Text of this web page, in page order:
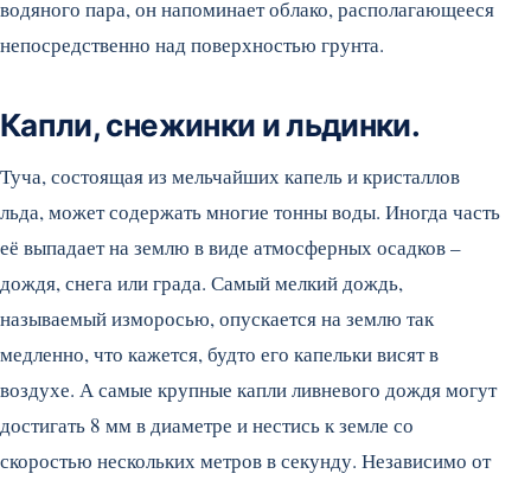
водяного пара, он напоминает облако, располагающееся
непосредственно над поверхностью грунта.
Капли, снежинки и льдинки.
Туча, состоящая из мельчайших капель и кристаллов
льда, может содержать многие тонны воды. Иногда часть
её выпадает на землю в виде атмосферных осадков –
дождя, снега или града. Самый мелкий дождь,
называемый изморосью, опускается на землю так
медленно, что кажется, будто его капельки висят в
воздухе. А самые крупные капли ливневого дождя могут
достигать 8 мм в диаметре и нестись к земле со
скоростью нескольких метров в секунду. Независимо от